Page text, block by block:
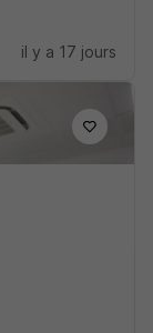
il y a 17 jours